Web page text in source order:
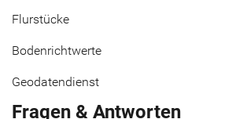
Flurstücke
Bodenrichtwerte
Geodatendienst
Fragen & Antworten